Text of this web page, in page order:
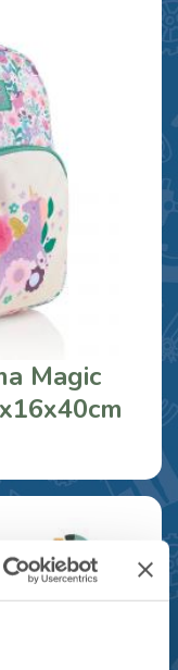
Magic